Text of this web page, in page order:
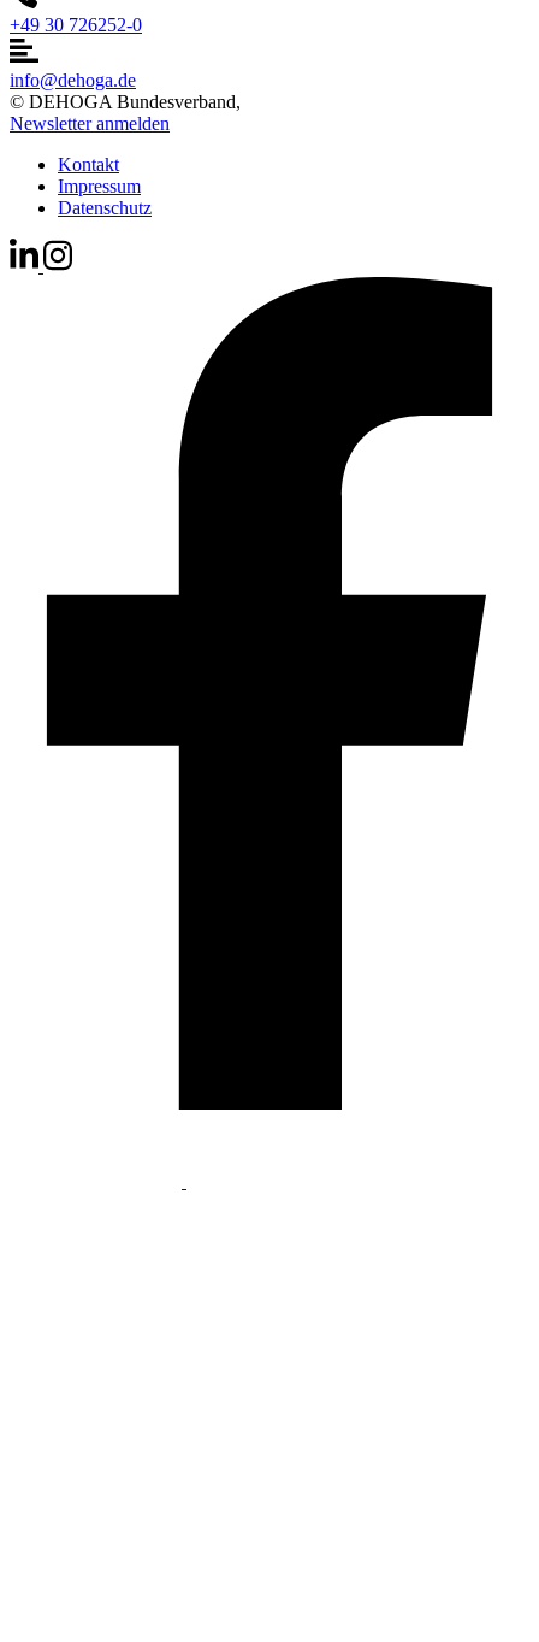
+49 30 726252-0
info@dehoga.de
© DEHOGA Bundesverband,
Newsletter anmelden
Kontakt
Impressum
Datenschutz